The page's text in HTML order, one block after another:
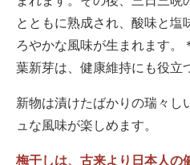
とともに熟成され、酸味と塩
ろやかな風味が生まれます。
葉新芽は、健康維持にも役立
新物は漬けたばかりの瑞々し
ュな風味が楽しめます。
梅干しは、古来より日本人の